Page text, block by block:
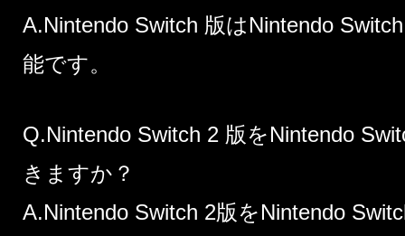
A.Nintendo Switch 版はNintendo
能です。
Q.Nintendo Switch 2 版をNintendo
きますか？
A.Nintendo Switch 2版をNintendo